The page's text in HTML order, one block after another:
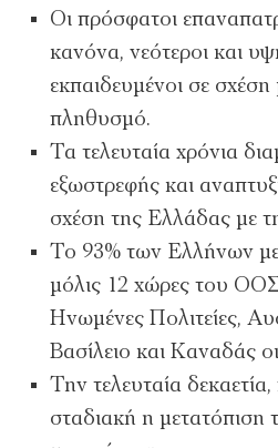
Οι πρόσφατοι
κανόνα, νεότεροι και
εκπαιδευμένοι σε σχέση
πληθυσμό.
Τα τελευταία χρόνια
εξωστρεφής και
σχέση της Ελλάδας με
Το 93% των Ελλήνων
μόλις 12 χώρες του
Ηνωμένες Πολιτείες,
Βασίλειο και Καναδάς
Την τελευταία δεκαετία,
σταδιακή η μετατόπιση